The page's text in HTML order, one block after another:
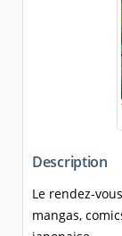
Description
Le rendez-
mangas,